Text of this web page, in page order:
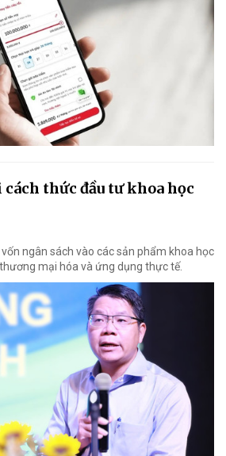
thức đầu tư khoa học
ngân sách vào các sản phẩm khoa học
mại hóa và ứng dụng thực tế.